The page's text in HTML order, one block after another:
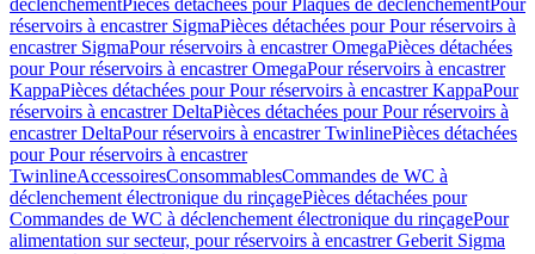
déclenchementPièces détachées pour Plaques de déclenchementPour
réservoirs à encastrer SigmaPièces détachées pour Pour réservoirs à
encastrer SigmaPour réservoirs à encastrer OmegaPièces détachées
pour Pour réservoirs à encastrer OmegaPour réservoirs à encastrer
KappaPièces détachées pour Pour réservoirs à encastrer KappaPour
réservoirs à encastrer DeltaPièces détachées pour Pour réservoirs à
encastrer DeltaPour réservoirs à encastrer TwinlinePièces détachées
pour Pour réservoirs à encastrer
TwinlineAccessoiresConsommablesCommandes de WC à
déclenchement électronique du rinçagePièces détachées pour
Commandes de WC à déclenchement électronique du rinçagePour
alimentation sur secteur, pour réservoirs à encastrer Geberit Sigma